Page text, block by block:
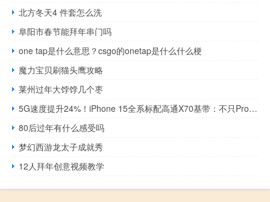
北方冬天4 件套怎么洗
阜阳市春节能拜年串门吗
one tap是什么意思？csgo的onetap是什么什么梗
魔力宝贝刷猫头鹰攻略
莱州过年大饽饽几个枣
5G速度提升24%！iPhone 15全系标配高通X70基带：不只Pro才有
80后过年有什么感受吗
梦幻西游龙太子成就秀
12人拜年创意视频教学